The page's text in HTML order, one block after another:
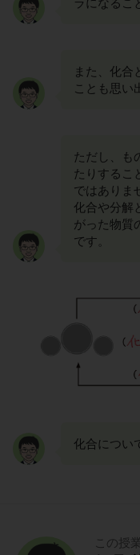
ラになるこ
また、化合
ことも思い
ただし、も
たりするこ
ではありま
化合や分解
がった物質
です。
化合につい
この授